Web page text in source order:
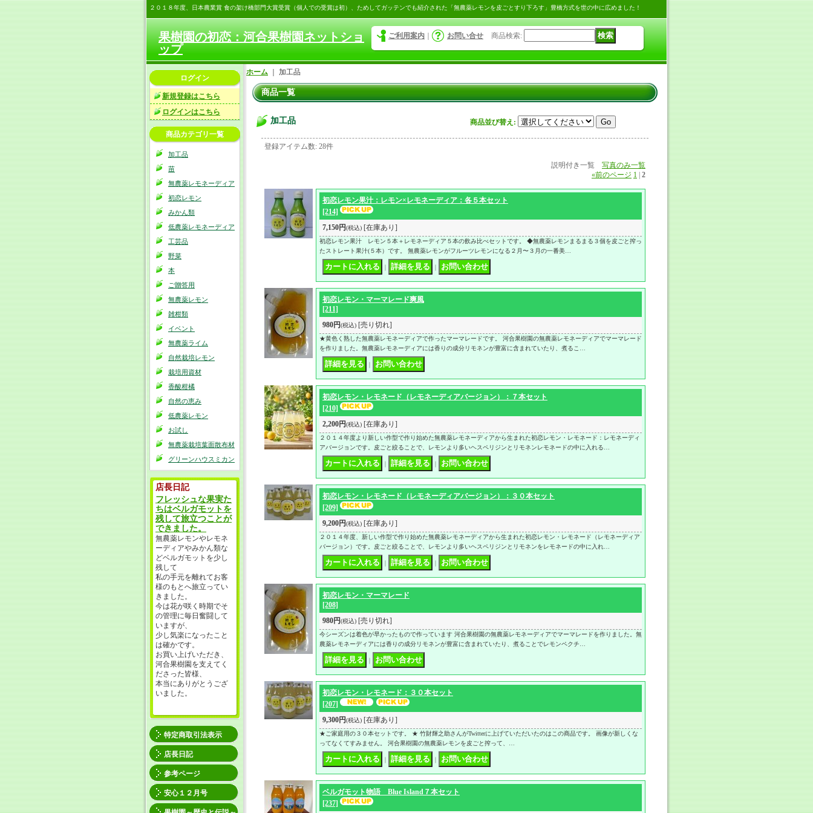
２０１８年度、日本農業賞 食の架け橋部門大賞受賞（個人での受賞は初）、ためしてガッテンでも紹介された「無農薬レモンを皮ごとすり下ろす」豊橋方式を世の中に広めました！
果樹園の初恋：河合果樹園ネットショ
ップ
ご利用案内 お問い合せ 商品検索:
ログイン
新規登録はこちら
ログインはこちら
商品カテゴリ一覧
加工品
苗
無農薬レモネーディア
初恋レモン
みかん類
低農薬レモネーディア
工芸品
野菜
本
ご贈答用
無農薬レモン
雑柑類
イベント
無農薬ライム
自然栽培レモン
栽培用資材
香酸柑橘
自然の恵み
低農薬レモン
お試し
無農薬栽培葉面散布材
グリーンハウスミカン
店長日記
フレッシュな果実た
ちはベルガモットを
残して旅立つことが
できました。
無農薬レモンやレモネ
ーディアやみかん類な
どベルガモットを少し
残して
私の手元を離れてお客
様のもとへ旅立ってい
きました。
今は花が咲く時期でそ
の管理に毎日奮闘して
いますが、
少し気楽になったこと
は確かです。
お買い上げいただき、
河合果樹園を支えてく
ださった皆様、
本当にありがとうござ
いました。
特定商取引法表示
店長日記
参考ページ
安心１２月号
ホーム 加工品
商品一覧
加工品 商品並び替え :
登録アイテム数: 28件
説明付き一覧 写真のみ一覧
«前のページ 1 2
初恋レモン果汁：レモン×レモネーディア：各５本セット
[214]
7,150円(税込) [在庫あり]
初恋レモン果汁 レモン５本＋レモネーディア５本の飲み比べセットです。 ◆無農薬レモンまるまる３個を皮ごと搾っ
たストレート果汁(５本）です。 無農薬レモンがフルーツレモンになる２月〜３月の一番美…
｜ ｜
初恋レモン・マーマレード爽風
[211]
980円(税込) [売り切れ]
★黄色く熟した無農薬レモネーディアで作ったマーマレードです。 河合果樹園の無農薬レモネーディアでマーマレード
を作りました。無農薬レモネーディアには香りの成分リモネンが豊富に含まれていたり、煮るこ…
｜
初恋レモン・レモネード（レモネーディアバージョン）：７本セット
[210]
2,200円(税込) [在庫あり]
２０１４年度より新しい作型で作り始めた無農薬レモネーディアから生まれた初恋レモン・レモネード：レモネーディ
アバージョンです。皮ごと絞ることで、レモンより多いヘスペリジンとリモネンレモネードの中に入れる…
｜ ｜
初恋レモン・レモネード（レモネーディアバージョン）：３０本セット
[209]
9,200円(税込) [在庫あり]
２０１４年度、新しい作型で作り始めた無農薬レモネーディアから生まれた初恋レモン・レモネード（レモネーディア
バージョン）です。皮ごと絞ることで、レモンより多いヘスペリジンとリモネンをレモネードの中に入れ…
｜ ｜
初恋レモン・マーマレード
[208]
980円(税込) [売り切れ]
今シーズンは着色が早かったもので作っています 河合果樹園の無農薬レモネーディアでマーマレードを作りました。無
農薬レモネーディアには香りの成分リモネンが豊富に含まれていたり、煮ることでレモンペクチ…
｜
初恋レモン・レモネード：３０本セット
[207]
9,300円(税込) [在庫あり]
★ご家庭用の３０本セットです。 ★ 竹財輝之助さんがTwitterに上げていただいたのはこの商品です。 画像が新しくな
ってなくてすみません。 河合果樹園の無農薬レモンを皮ごと搾って、…
｜ ｜
ベルガモット物語 Blue Island７本セット
[237]